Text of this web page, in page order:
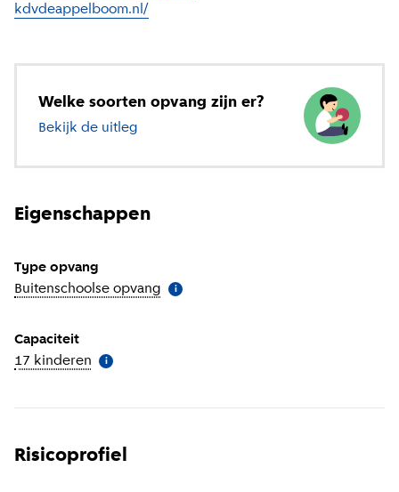
kdvdeappelboom.nl/
Welke soorten opvang zijn er?
Bekijk de uitleg over verschillende soorten opvang
Eigenschappen
Type opvang
Buitenschoolse opvang Meer informatie
i
Capaciteit
17 kinderen Meer informatie
i
Risicoprofiel